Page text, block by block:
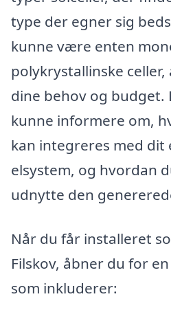
type der egner sig
kunne være enten
polykrystallinske
dine behov og budget.
kunne informere om,
kan integreres med dit
elsystem, og hvordan
udnytte den
Når du får installeret
Filskov, åbner du for
som inkluderer: